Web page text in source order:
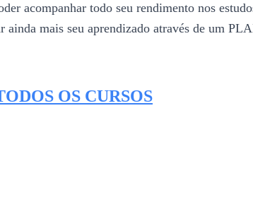
acompanhar todo seu rendimento nos
ainda mais seu aprendizado através de
OS CURSOS